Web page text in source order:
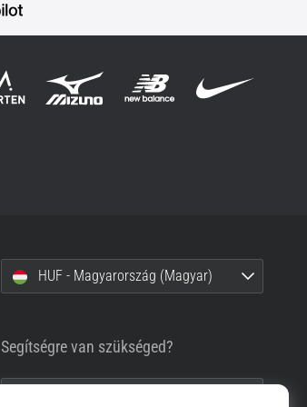
HUF - Magyarország (Magyar)
Segítségre van szükséged?